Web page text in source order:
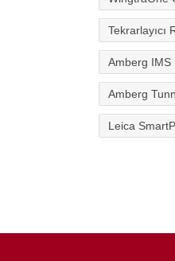
Tekrarlayıcı
Amberg IMS
Amberg
Leica